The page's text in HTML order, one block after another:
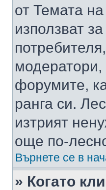
от Темата
използват
модератори,
форумите,
ранга си.
изтрият
още по-
Върнете се в
» Когато